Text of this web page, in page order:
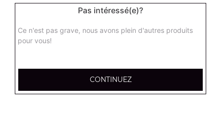
Nos Tex Mex
Pas intéressé(e)?
Ce n'est pas grave, nous avons plein d'autres produits
pour vous!
CONTINUEZ